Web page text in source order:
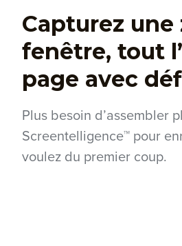
Capturez une
fenêtre, tout
page avec
Plus besoin d’assembler
Screentelligence™ pour
voulez du premier coup.